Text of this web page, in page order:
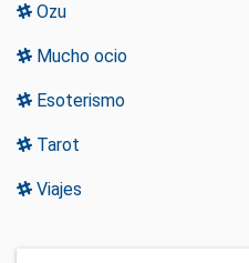
Ozu
Mucho ocio
Esoterismo
Tarot
Viajes